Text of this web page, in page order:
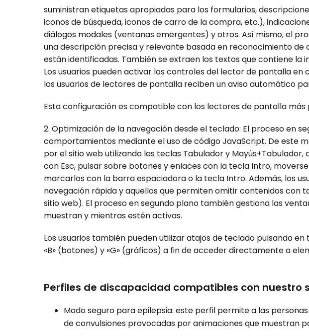
suministran etiquetas apropiadas para los formularios,
iconos de búsqueda, iconos de carro de la compra, etc.),
diálogos modales (ventanas emergentes) y otros. Así mismo, el
una descripción precisa y relevante basada en reconocimiento
están identificadas. También se extraen los textos que contiene
Los usuarios pueden activar los controles del lector de pantalla
los usuarios de lectores de pantalla reciben un aviso automático
Esta configuración es compatible con los lectores de pantalla más
2. Optimización de la navegación desde el teclado: El proceso en
comportamientos mediante el uso de código JavaScript. De este
por el sitio web utilizando las teclas Tabulador y
con Esc, pulsar sobre botones y enlaces con la tecla Intro,
marcarlos con la barra espaciadora o la tecla Intro. Además, los
navegación rápida y aquellos que permiten omitir contenidos con
sitio web). El proceso en segundo plano también gestiona las
muestran y mientras estén activas.
Los usuarios también pueden utilizar atajos de teclado pulsando
«B» (botones) y «G» (gráficos) a fin de acceder directamente a
Perfiles de discapacidad compatibles con nuestro
Modo seguro para epilepsia: este perfil permite a las
de convulsiones provocadas por animaciones que muestran